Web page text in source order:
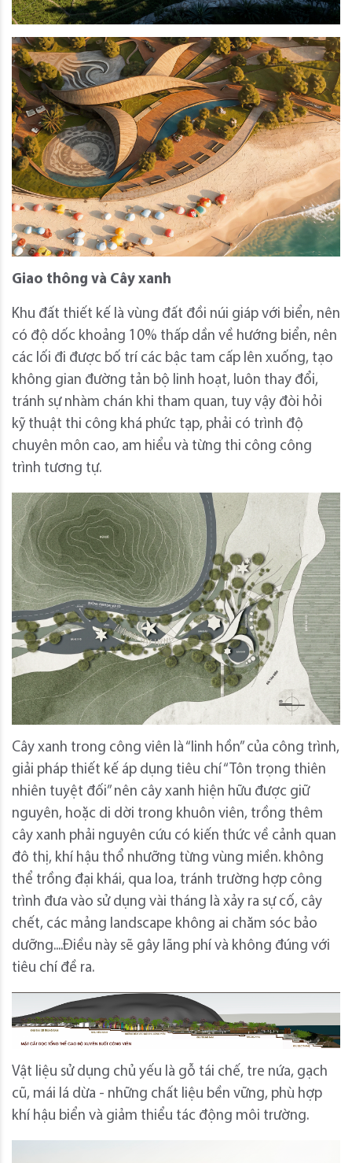
Giao thông và Cây xanh
Khu đất thiết kế là vùng đất đồi núi giáp với biển, nên
có độ dốc khoảng 10% thấp dần về hướng biển, nên
các lối đi được bố trí các bậc tam cấp lên xuống, tạo
không gian đường tản bộ linh hoạt, luôn thay đổi,
tránh sự nhàm chán khi tham quan, tuy vậy đòi hỏi
kỹ thuật thi công khá phức tạp, phải có trình độ
chuyên môn cao, am hiểu và từng thi công công
trình tương tự.
Cây xanh trong công viên là “linh hồn” của công trình,
giải pháp thiết kế áp dụng tiêu chí “Tôn trọng thiên
nhiên tuyệt đối” nên cây xanh hiện hữu được giữ
nguyên, hoặc di dời trong khuôn viên, trồng thêm
cây xanh phải nguyên cứu có kiến thức về cảnh quan
đô thị, khí hậu thổ nhưỡng từng vùng miền. không
thể trồng đại khái, qua loa, tránh trường hợp công
trình đưa vào sử dụng vài tháng là xảy ra sự cố, cây
chết, các mảng landscape không ai chăm sóc bảo
dưỡng....Điều này sẽ gây lãng phí và không đúng với
tiêu chí đề ra.
Vật liệu sử dụng chủ yếu là gỗ tái chế, tre nứa, gạch
cũ, mái lá dừa - những chất liệu bền vững, phù hợp
khí hậu biển và giảm thiểu tác động môi trường.